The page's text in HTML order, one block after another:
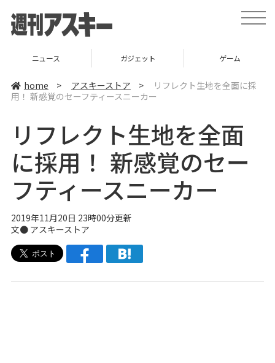
t
o
a
v
home > アスキーストア >
リフレクト生地を全面に採
用！ 新感覚のセーフティースニーカー
リフレクト生地を全面
に採用！ 新感覚のセー
フティースニーカー
2019年11月20日 23時00分更新
文● アスキーストア